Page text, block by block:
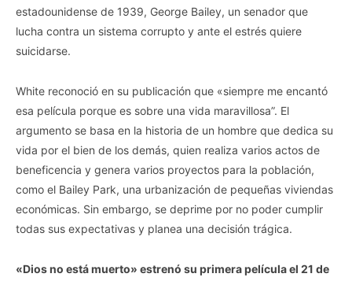
estadounidense de 1939, George Bailey, un senador que
lucha contra un sistema corrupto y ante el estrés quiere
suicidarse.
White reconoció en su publicación que «siempre me encantó
esa película porque es sobre una vida maravillosa”. El
argumento se basa en la historia de un hombre que dedica su
vida por el bien de los demás, quien realiza varios actos de
beneficencia y genera varios proyectos para la población,
como el Bailey Park, una urbanización de pequeñas viviendas
económicas. Sin embargo, se deprime por no poder cumplir
todas sus expectativas y planea una decisión trágica.
«Dios no está muerto» estrenó su primera película el 21 de